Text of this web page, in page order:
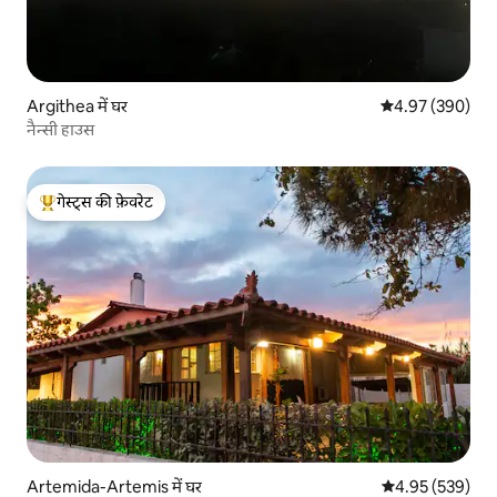
Argithea में घर औसत रेटिंग 5 में से
4.97 (390)
नैन्सी हाउस
गेस्ट्स का टॉप फ़ेवरेट
गेस्ट्स की फ़ेवरेट
Artemida-Artemis में घर औसत रेटिंग 5 में से
4.95 (539)